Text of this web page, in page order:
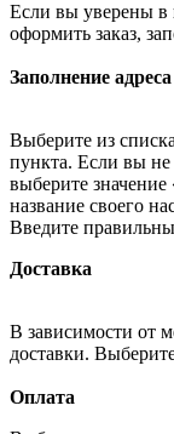
Если вы уверены в
оформить заказ,
Заполнение адреса
Выберите из
пункта. Если вы
выберите
название своего
Введите
Доставка
В зависимости от
доставки.
Оплата